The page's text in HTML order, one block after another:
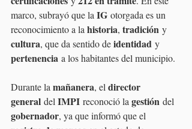
marco, subrayó que la IG otorgada es un
reconocimiento a la historia, tradición y
cultura, que da sentido de identidad y
pertenencia a los habitantes del municipio.
Durante la mañanera, el director
general del IMPI reconoció la gestión del
gobernador, ya que informó que el